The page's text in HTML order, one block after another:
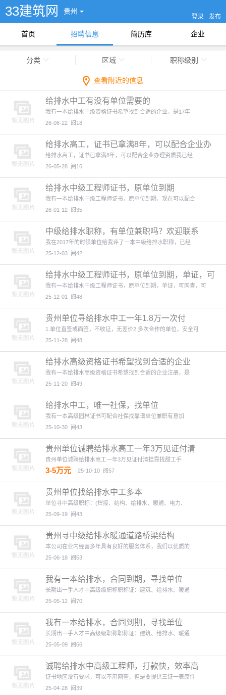
33建筑网 贵州
登录 发布
首页 招聘信息 简历库 企业
分类 区域 职称级别
查看附近的信息
给排水中工有没有单位需要的
我有一本给排水中级资格证书希望找到合适的企业，是17年
26-06-22 阅18
给排水高工，证书已拿满8年，可以配合企业办
理资质
给排水高工，证书已拿满8年，可以配合企业办理资质我已经
26-05-28 阅16
给排水中级工程师证书，原单位到期
我有一本给排水中级工程师证书，原单位到期，现在可以配合
26-01-12 阅35
中级给排水职称，有单位兼职吗？欢迎联系
我在2017年的时候单位给我评了一本中级给排水职称，已经
25-12-03 阅42
给排水中级工程师证书，原单位到期，单证，可
网查
我有一本给排水中级工程师证书，原单位到期，单证，可网查，可
25-12-01
阅48
贵州单位寻给排水中工一年1.8万一次付
1.单位直签或面签，不收证，无差价2.多次合作的单位，安全可
25-11-28 阅48
给排水高级资格证书希望找到合适的企业
我有一本给排水高级资格证书希望找到合适的企业注册，是
25-11-20 阅49
给排水中工，唯一社保，找单位
我有一本高级园林证书可配合社保找靠谱单位兼职有意加
25-10-30 阅43
贵州单位诚聘给排水高工一年3万见证付清
贵州单位诚聘给排水高工一年3万见证付清挂靠找甜工手
3-5万元 25-10-10 阅57
贵州单位找给排水中工多本
单位寻中高级职称：(焊接、结构、给排水、暖通、电力、
25-09-19 阅43
贵州寻中级给排水暖通道路桥梁结构
本公司在业内经营多年具有良好的服务体系，我们以优质的
25-06-18 阅53
我有一本给排水，合同到期，寻找单位
长期出一手人才中高级级职称职称证：建筑、给排水、暖通
25-05-12 阅70
我有一本给排水，合同到期，寻找单位
长期出一手人才中高级级职称职称证：建筑、给排水、暖通
25-05-09 阅66
诚聘给排水中高级工程师，打款快，效率高
证书地区没有要求，可以不用网查，但是要提供三证一表原件
25-04-28 阅39